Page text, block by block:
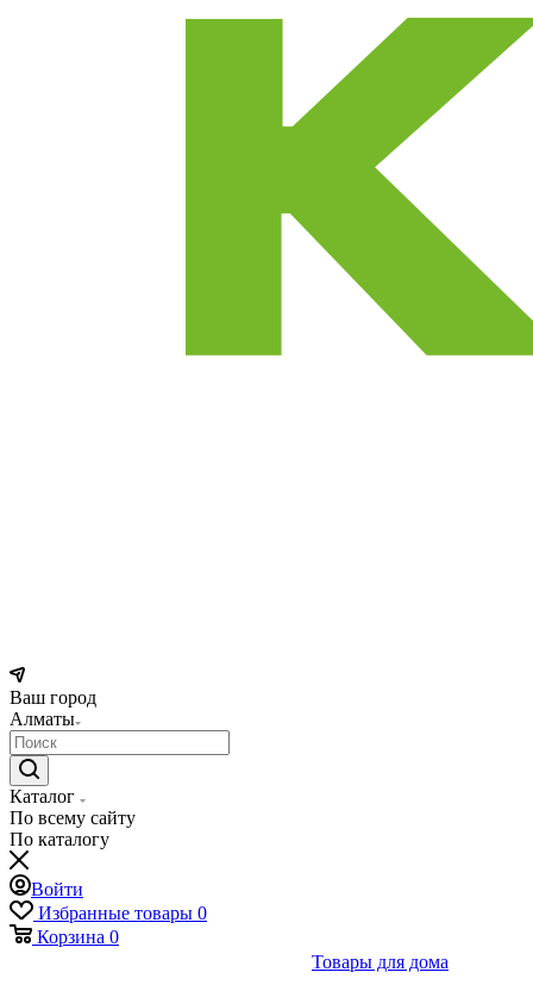
Ваш город
Алматы
Каталог
По всему сайту
По каталогу
Войти
Избранные товары 0
Корзина 0
Товары для дома